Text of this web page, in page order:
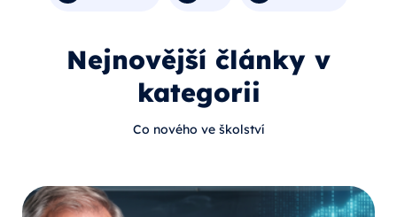
Nejnovější články v
kategorii
Co nového ve školství